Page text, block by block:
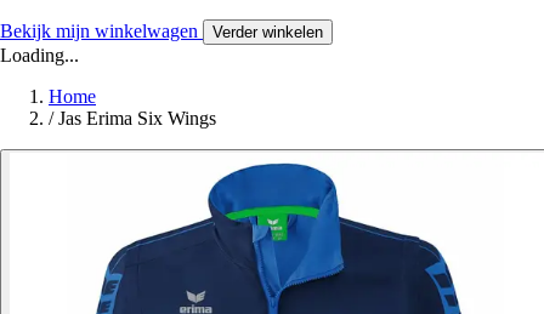
Bekijk mijn winkelwagen Verder winkelen
Loading...
Home
/ Jas Erima Six Wings